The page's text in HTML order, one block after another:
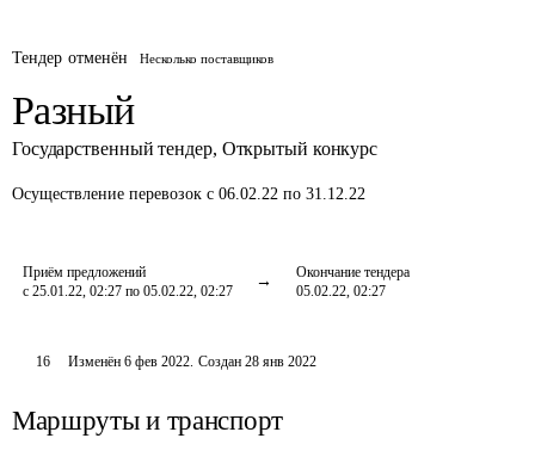
Тендер отменён Несколько поставщиков
Разный
Государственный тендер, Открытый конкурс
Осуществление перевозок с 06.02.22 по 31.12.22
Приём предложений
с 25.01.22, 02:27 по 05.02.22, 02:27
Окончание тендера
05.02.22, 02:27
16 Изменён6 фев 2022. Создан 28 янв 2022
Маршруты и транспорт